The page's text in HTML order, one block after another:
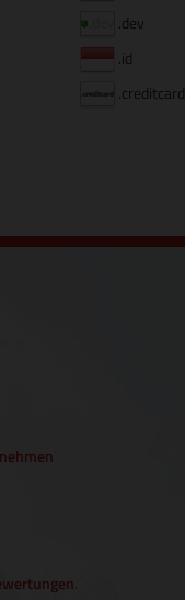
.dev
.id
.creditcard
.